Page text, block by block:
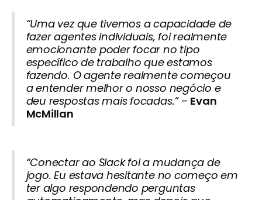
“Uma vez que tivemos a capacidade de
fazer agentes individuais, foi realmente
emocionante poder focar no tipo
específico de trabalho que estamos
fazendo. O agente realmente começou
a entender melhor o nosso negócio e
deu respostas mais focadas.”– Evan
McMillan
“Conectar ao Slack foi a mudança de
jogo. Eu estava hesitante no começo em
ter algo respondendo perguntas